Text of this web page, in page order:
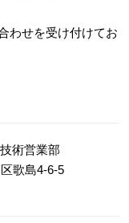
わせを受け付けてお
術営業部
歌島4-6-5